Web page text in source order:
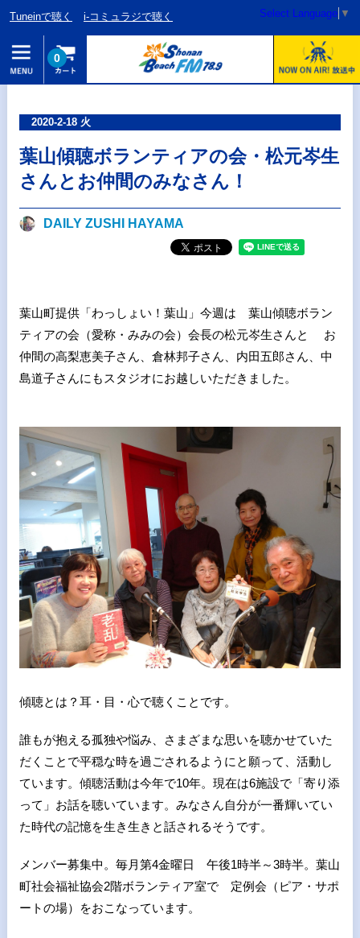
Tuneinで聴く i-コミュラジで聴く Select Language ▼
0
2020-2-18 火
葉山傾聴ボランティアの会・松元岑生
さんとお仲間のみなさん！
DAILY ZUSHI HAYAMA
葉山町提供「わっしょい！葉山」今週は 葉山傾聴ボラン
ティアの会（愛称・みみの会）会長の松元岑生さんと お
仲間の高梨恵美子さん、倉林邦子さん、内田五郎さん、中
島道子さんにもスタジオにお越しいただきました。
傾聴とは？耳・目・心で聴くことです。
誰もが抱える孤独や悩み、さまざまな思いを聴かせていた
だくことで平穏な時を過ごされるようにと願って、活動し
ています。傾聴活動は今年で10年。現在は6施設で「寄り添
って」お話を聴いています。みなさん自分が一番輝いてい
た時代の記憶を生き生きと話されるそうです。
メンバー募集中。毎月第4金曜日 午後1時半～3時半。葉山
町社会福祉協会2階ボランティア室で 定例会（ピア・サポ
ートの場）をおこなっています。